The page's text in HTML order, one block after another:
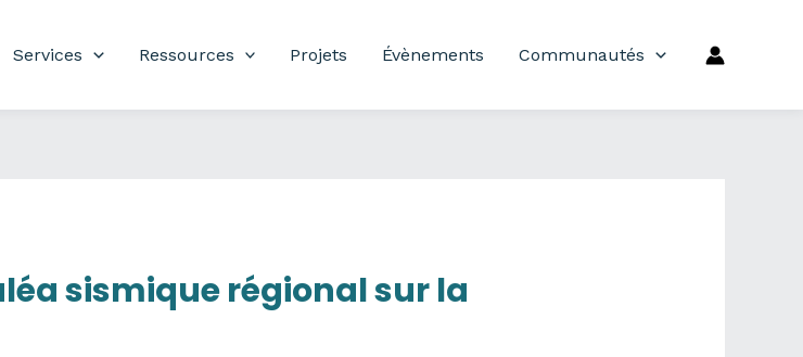
Services Ressources Projets Évènements Communautés
sismique régional sur la